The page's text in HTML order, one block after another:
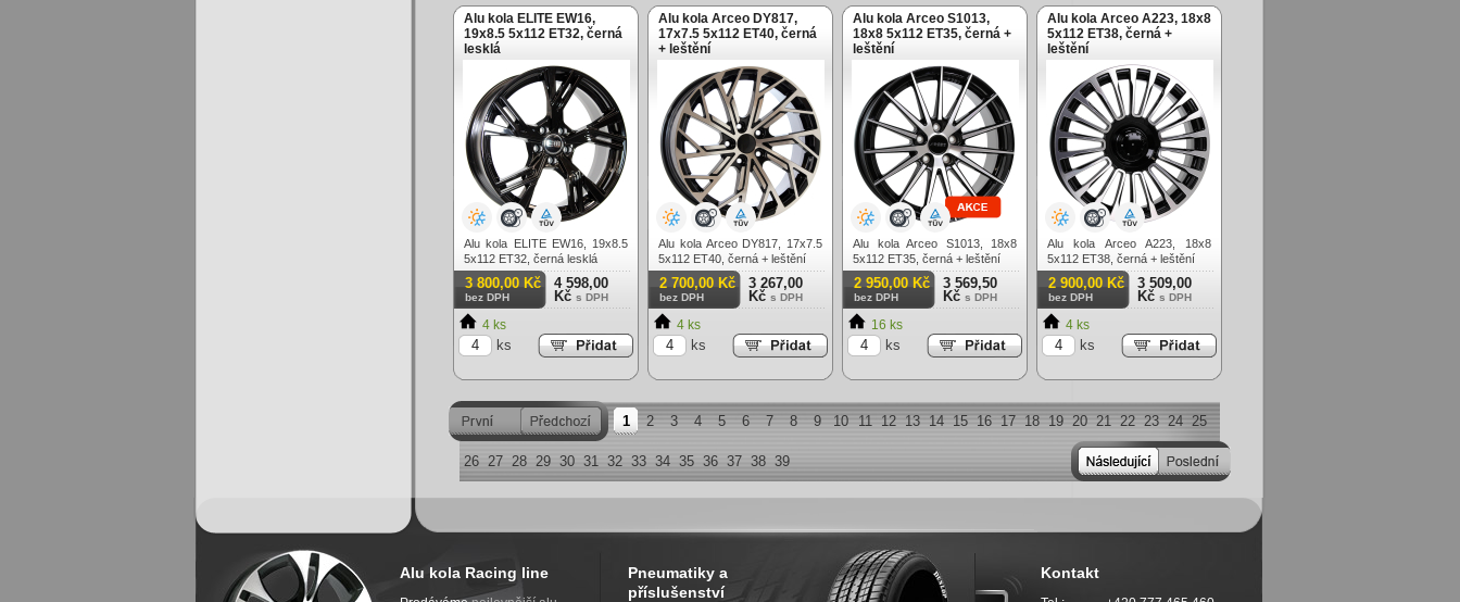
Alu kola ELITE EW16,
19x8.5 5x112 ET32, černá
lesklá
Alu kola ELITE EW16, 19x8.5
5x112 ET32, černá lesklá
3 800,00 Kč
bez DPH
4 598,00
Kč s DPH
4 ks
ks
Alu kola Arceo DY817,
17x7.5 5x112 ET40, černá
+ leštění
Alu kola Arceo DY817, 17x7.5
5x112 ET40, černá + leštění
2 700,00 Kč
bez DPH
3 267,00
Kč s DPH
4 ks
ks
Alu kola Arceo S1013,
18x8 5x112 ET35, černá +
leštění
Alu kola Arceo S1013, 18x8
5x112 ET35, černá + leštění
2 950,00 Kč
bez DPH
3 569,50
Kč s DPH
16 ks
ks
Alu kola Arceo A223, 18x8
5x112 ET38, černá +
leštění
Alu kola Arceo A223, 18x8
5x112 ET38, černá + leštění
2 900,00 Kč
bez DPH
3 509,00
Kč s DPH
4 ks
ks
1 2 3 4 5 6 7 8 9 10 11 12 13 14 15 16 17 18 19 20 21 22 23 24 25
26 27 28 29 30 31 32 33 34 35 36 37 38 39
Alu kola Racing line
Pneumatiky a
příslušenství
Kontakt